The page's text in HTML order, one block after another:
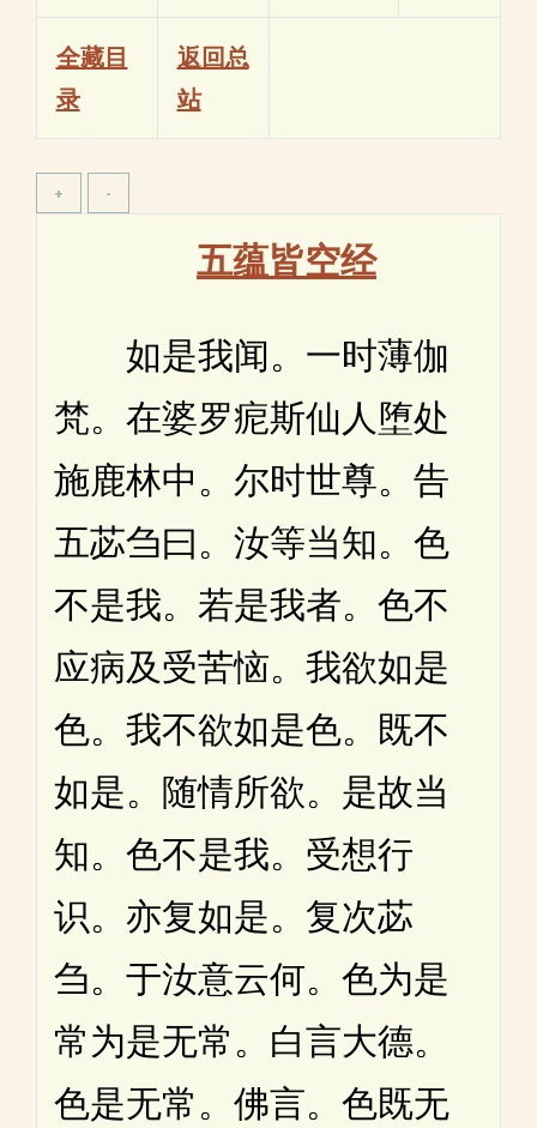
全藏目
录
返回总
站
五蕴皆空经
如是我闻。一时薄伽
梵。在婆罗痆斯仙人堕处
施鹿林中。尔时世尊。告
五苾刍曰。汝等当知。色
不是我。若是我者。色不
应病及受苦恼。我欲如是
色。我不欲如是色。既不
如是。随情所欲。是故当
知。色不是我。受想行
识。亦复如是。复次苾
刍。于汝意云何。色为是
常为是无常。白言大德。
色是无常。佛言。色既无